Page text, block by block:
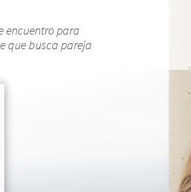
encuentro para
que busca pareja